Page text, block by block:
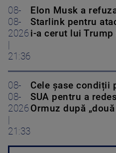
08-
08-
2026
21:36
Elon Musk a
Starlink pentru
i-a cerut lui
08-
08-
2026
21:33
Cele șase condiții
SUA pentru a
Ormuz după